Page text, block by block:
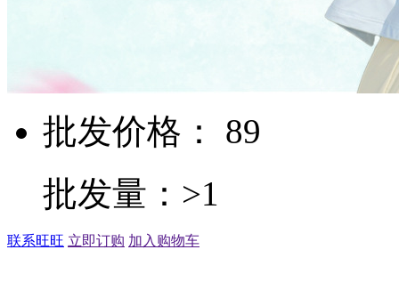
批发价格： 89
批发量：>1
联系旺旺 立即订购 加入购物车